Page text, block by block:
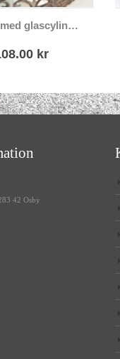
Ljuslykta guld med glascylinder
kr
42 Osby